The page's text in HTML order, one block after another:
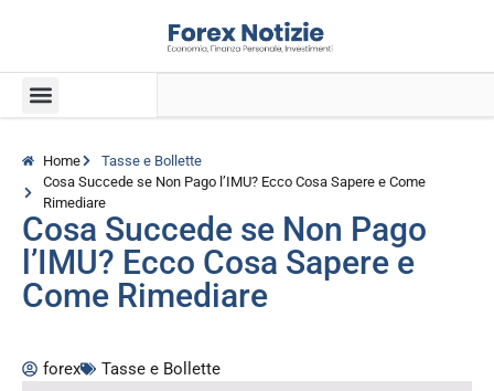
Home
Tasse e Bollette
Cosa Succede se Non Pago l’IMU? Ecco Cosa Sapere e Come
Rimediare
Cosa Succede se Non Pago
l’IMU? Ecco Cosa Sapere e
Come Rimediare
forex Tasse e Bollette